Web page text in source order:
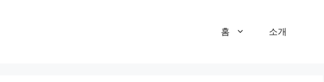
홈 소개